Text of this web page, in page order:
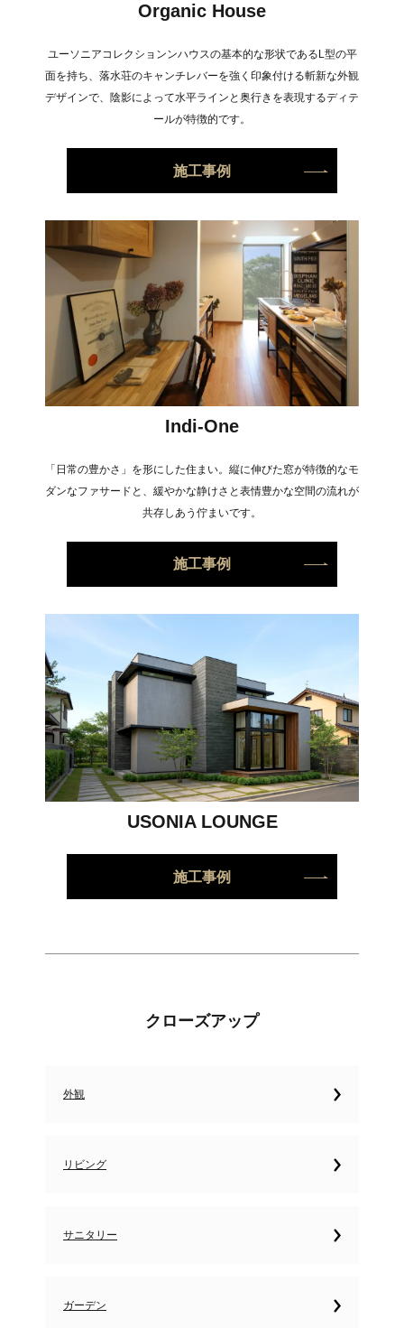
Organic House
ユーソニアコレクションンハウスの基本的な形状であるL型の平
面を持ち、落水荘のキャンチレバーを強く印象付ける斬新な外観
デザインで、陰影によって水平ラインと奥行きを表現するディテ
ールが特徴的です。
施工事例
Indi-One
「日常の豊かさ」を形にした住まい。縦に伸びた窓が特徴的なモ
ダンなファサードと、緩やかな静けさと表情豊かな空間の流れが
共存しあう佇まいです。
施工事例
USONIA LOUNGE
施工事例
クローズアップ
外観
リビング
サニタリー
ガーデン